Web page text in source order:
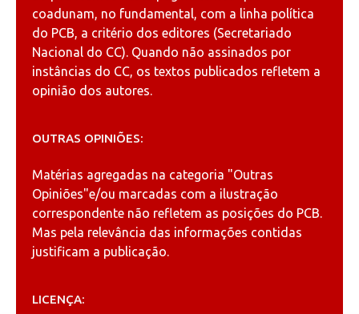
coadunam, no fundamental, com a linha política
do PCB, a critério dos editores (Secretariado
Nacional do CC). Quando não assinados por
instâncias do CC, os textos publicados refletem a
opinião dos autores.
OUTRAS OPINIÕES:
Matérias agregadas na categoria "Outras
Opiniões"e/ou marcadas com a ilustração
correspondente não refletem as posições do PCB.
Mas pela relevância das informações contidas
justificam a publicação.
LICENÇA: